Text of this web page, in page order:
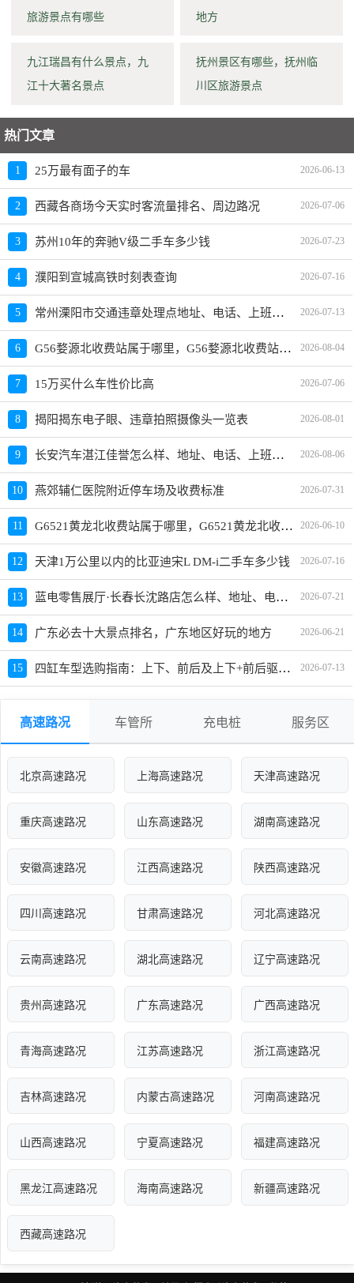
旅游景点有哪些
地方
九江瑞昌有什么景点，九
江十大著名景点
抚州景区有哪些，抚州临
川区旅游景点
热门文章
1 25万最有面子的车 2026-06-13
2 西藏各商场今天实时客流量排名、周边路况 2026-07-06
3 苏州10年的奔驰V级二手车多少钱 2026-07-23
4 濮阳到宣城高铁时刻表查询 2026-07-16
5 常州溧阳市交通违章处理点地址、电话、上班时间 2026-07-13
6 G56婺源北收费站属于哪里，G56婺源北收费站入口的详细地址 2026-08-04
7 15万买什么车性价比高 2026-07-06
8 揭阳揭东电子眼、违章拍照摄像头一览表 2026-08-01
9 长安汽车湛江佳誉怎么样、地址、电话、上班时间查询 2026-08-06
10 燕郊辅仁医院附近停车场及收费标准 2026-07-31
11 G6521黄龙北收费站属于哪里，G6521黄龙北收费站入口的详细地址 2026-06-10
12 天津1万公里以内的比亚迪宋L DM-i二手车多少钱 2026-07-16
13 蓝电零售展厅·长春长沈路店怎么样、地址、电话、上班时间查询 2026-07-21
14 广东必去十大景点排名，广东地区好玩的地方 2026-06-21
15 四缸车型选购指南：上下、前后及上下+前后驱动车型推荐与价格对比 2026-07-13
高速路况 车管所 充电桩 服务区
北京高速路况 上海高速路况 天津高速路况
重庆高速路况 山东高速路况 湖南高速路况
安徽高速路况 江西高速路况 陕西高速路况
四川高速路况 甘肃高速路况 河北高速路况
云南高速路况 湖北高速路况 辽宁高速路况
贵州高速路况 广东高速路况 广西高速路况
青海高速路况 江苏高速路况 浙江高速路况
吉林高速路况 内蒙古高速路况 河南高速路况
山西高速路况 宁夏高速路况 福建高速路况
黑龙江高速路况 海南高速路况 新疆高速路况
西藏高速路况